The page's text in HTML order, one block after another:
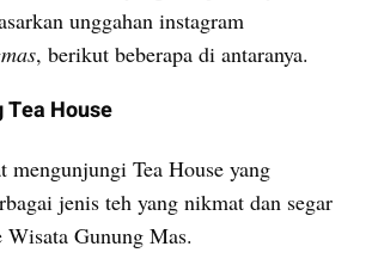
unggahan instagram
, berikut beberapa di antaranya.
Tea House
mengunjungi Tea House yang
jenis teh yang nikmat dan segar
Gunung Mas.